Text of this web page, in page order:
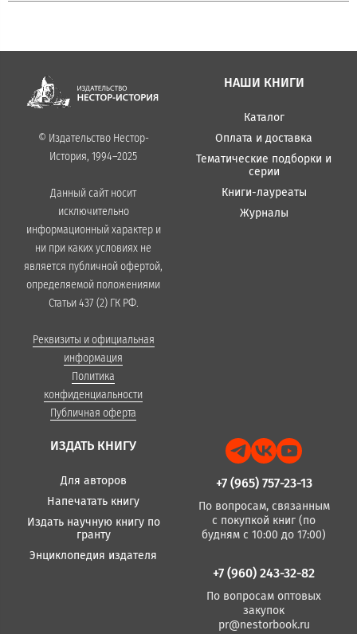
© Издательство Нестор-
История, 1994–2025
Данный сайт носит
исключительно
информационный характер и
ни при каких условиях не
является публичной офертой,
определяемой положениями
Статьи 437 (2) ГК РФ.
Реквизиты и официальная
информация
Политика
конфиденциальности
Публичная оферта
НАШИ КНИГИ
Каталог
Оплата и доставка
Тематические подборки и
серии
Книги-лауреаты
Журналы
ИЗДАТЬ КНИГУ
Для авторов
Напечатать книгу
Издать научную книгу по
гранту
Энциклопедия издателя
+7 (965) 757-23-13
По вопросам, связанным
с покупкой книг (по
будням с 10:00 до 17:00)
+7 (960) 243-32-82
По вопросам оптовых
закупок
pr@nestorbook.ru